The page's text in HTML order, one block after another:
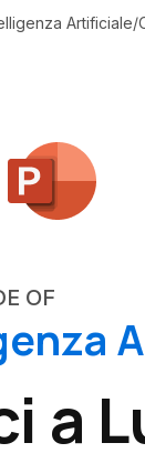
Artificiale/
OF
a